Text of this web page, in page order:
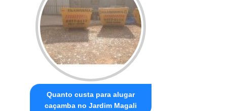
Quanto custa para alugar
caçamba no Jardim Magali